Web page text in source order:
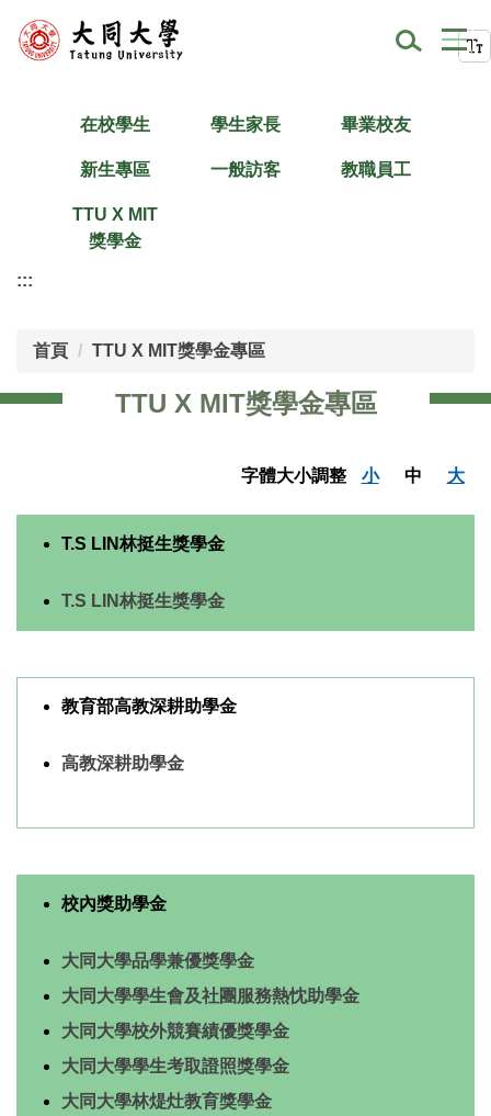
到
在校學生 學生家長 畢業校友
新生專區 一般訪客 教職員工
TTU X MIT
獎學金
:::
首頁 TTU X MIT獎學金專區
TTU X MIT獎學金專區
字體大小調整 小 中 大
T.S LIN林挺生獎學金
T.S LIN林挺生獎學金
教育部高教深耕助學金
高教深耕助學金
校內獎助學金
大同大學品學兼優獎學金
大同大學學生會及社團服務熱忱助學金
大同大學校外競賽績優獎學金
大同大學學生考取證照獎學金
大同大學林煶灶教育獎學金